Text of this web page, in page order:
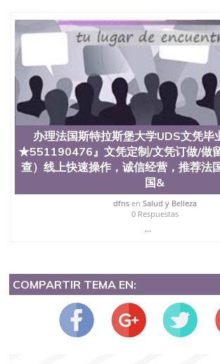
办理法国斯特拉斯堡大学UDS文凭
★551190476』文凭定制/文凭订做/做
查）线上快速操作，诚信经营，推荐法
国&
dfnsen Salud y Belleza
0 Respuestas
...
COMPARTIR TEMA EN: